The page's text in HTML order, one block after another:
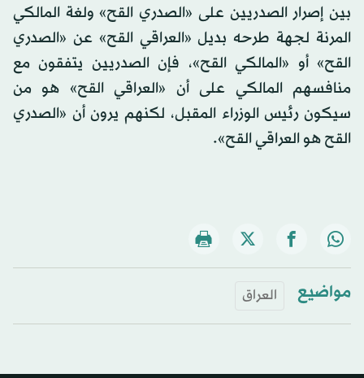
بين إصرار الصدريين على «الصدري القح» ولغة المالكي
المرنة لجهة طرحه بديل «العراقي القح» عن «الصدري
القح» أو «المالكي القح»، فإن الصدريين يتفقون مع
منافسهم المالكي على أن «العراقي القح» هو من
سيكون رئيس الوزراء المقبل، لكنهم يرون أن «الصدري
القح هو العراقي القح».
مواضيع العراق